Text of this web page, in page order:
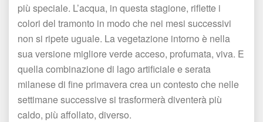
più speciale. L’acqua, in questa stagione, riflette i
colori del tramonto in modo che nei mesi successivi
non si ripete uguale. La vegetazione intorno è nella
ua versione migliore verde acceso, profumata, viva. E
quella combinazione di lago artificiale e serata
milanese di fine primavera crea un contesto che nelle
ettimane successive si trasformerà diventerà più
caldo, più affollato, diverso.